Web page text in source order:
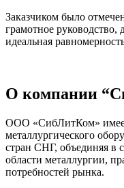
Заказчиком было
грамотное руководство,
идеальная
О компании
ООО «СибЛитКом»
металлургического
стран СНГ, объединяя в
области металлургии,
потребностей рынка.